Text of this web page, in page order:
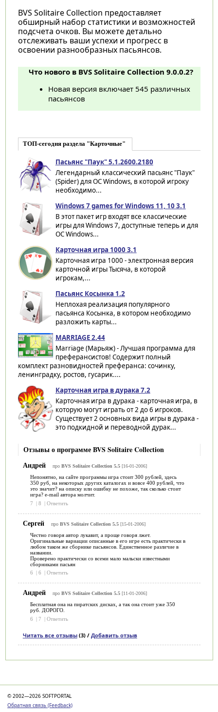
BVS Solitaire Collection предоставляет
обширный набор статистики и возможностей
подсчета очков. Вы можете детально
отслеживать ваши успехи и прогресс в
освоении разнообразных пасьянсов.
Что нового в BVS Solitaire Collection 9.0.0.2?
Новая версия включает 545 различных
пасьянсов
ТОП-сегодня раздела "Карточные"
Пасьянс "Паук" 5.1.2600.2180
Легендарный классический пасьянс "Паук"
(Spider) для ОС Windows, в которой игроку
необходимо...
Windows 7 games for Windows 11, 10 3.1
В этот пакет игр входят все классические
игры для Windows 7, доступные теперь и для
ОС Windows...
Карточная игра 1000 3.1
Карточная игра 1000 - электронная версия
карточной игры Тысяча, в которой
игрокам,...
Пасьянс Косынка 1.2
Неплохая реализация популярного
пасьянса Косынка, в котором необходимо
разложить карты...
MARRIAGE 2.44
Marriage (Марьяж) - Лучшая программа для
преферансистов! Содержит полный
комплект разновидностей преферанса: сочинку,
ленинградку, ростов, гусарик....
Карточная игра в дурака 7.2
Карточная игра в дурака - карточная игра, в
которую могут играть от 2 до 6 игроков.
Существует 2 основных вида игры в дурака -
это подкидной и переводной дурак...
Отзывы о программе BVS Solitaire Collection
Андрей
про BVS Solitaire Collection 5.5[16-01-2006]
Непонятно, на сайте программы игра стоит 300 рублей, здесь
350 руб, на некоторых других каталогах и вовсе 400 рублей, что
это значит? на описку или ошибку не похоже, так сколько стоит
игра? e-mail автора молчит.
7
| 8 | Ответить
Сергей про BVS Solitaire Collection 5.5[15-01-2006]
Честно говоря автор лукавит, а проще говоря лжет.
Оригинальные вариации описанные в его игре есть практически в
любом таком же сборнике пасьянсов. Единственное различие в
названии.
Проверено практически со всеми мало мальски известными
сборниками пасьян
6
| 6 | Ответить
Андрей про BVS Solitaire Collection 5.5[11-01-2006]
Бесплатная она на пиратских дисках, а так она стоит уже 350
руб. ДОРОГО.
6
| 7 | Ответить
Читать все отзывы(3) / Добавить отзыв
© 2002—2026 SOFTPORTAL
Обратная связь (Feedback)